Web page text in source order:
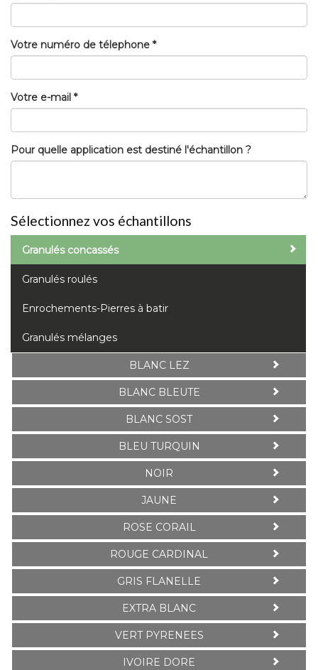
Votre numéro de télephone *
Votre e-mail *
Pour quelle application est destiné l'échantillon ?
Sélectionnez vos échantillons
Granulés concassés
Granulés roulés
Enrochements-Pierres à batir
Granulés mélanges
BLANC LEZ
BLANC BLEUTE
BLANC SOST
BLEU TURQUIN
NOIR
JAUNE
ROSE CORAIL
ROUGE CARDINAL
GRIS FLANELLE
EXTRA BLANC
VERT PYRENEES
IVOIRE DORE